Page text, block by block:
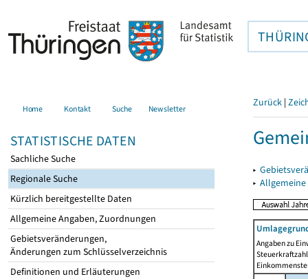
Home Kontakt Suche Newsletter
STATISTISCHE DATEN
Sachliche Suche
Regionale Suche
Kürzlich bereitgestellte Daten
Allgemeine Angaben, Zuordnungen
Gebietsveränderungen,
Änderungen zum Schlüsselverzeichnis
Definitionen und Erläuterungen
Zurück |
▸
▸
Angaben zu